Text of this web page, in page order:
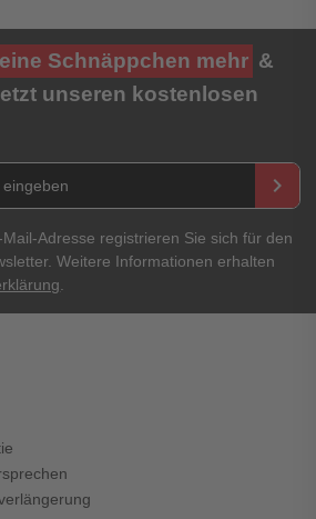
Schnäppchen mehr &
unseren kostenlosen
keyboard_arrow_right
Adresse registrieren Sie sich für den
Weitere Informationen erhalten
.